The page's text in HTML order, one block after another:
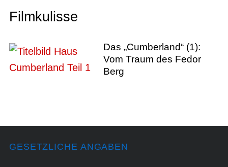
Filmkulisse
Das „Cumberland“ (1):
Vom Traum des Fedor
Berg
GESETZLICHE ANGABEN